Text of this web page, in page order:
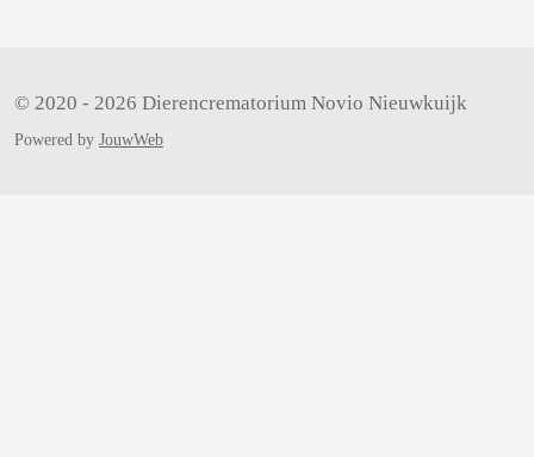
© 2020 - 2026 Dierencrematorium Novio Nieuwkuijk
Powered by JouwWeb